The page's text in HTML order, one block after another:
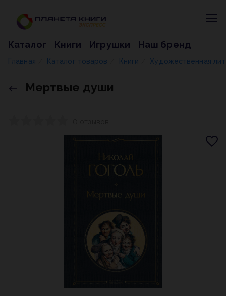
Каталог Книги Игрушки Наш бренд
Главная Каталог товаров Книги Художественная
Мертвые души